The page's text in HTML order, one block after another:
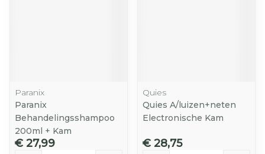
Paranix
Paranix
Behandelingsshampoo
200ml + Kam
€ 27,99
Quies
Quies A/luizen+neten
Electronische Kam
€ 28,75